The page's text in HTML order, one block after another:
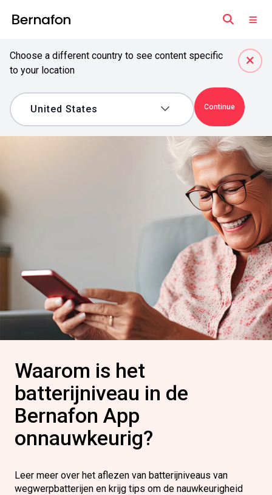
Choose a different country to see content specific
to your location
Continue
Waarom is het
batterijniveau in de
Bernafon App
onnauwkeurig?
Leer meer over het aflezen van batterijniveaus van
wegwerpbatterijen en krijg tips om de nauwkeurigheid